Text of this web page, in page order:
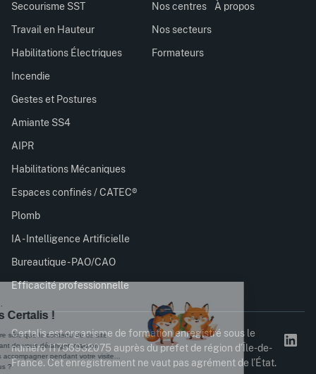
Secourisme SST
Travail en Hauteur
Habilitations Électriques
Incendie
Gestes et Postures
Amiante SS4
AIPR
Habilitations Mécaniques
Espaces confinés / CATEC®
Plomb
IA - Intelligence Artificielle
Bureautique - PAO/CAO
Efficacité professionnelle
Nos centres
Nos secteurs
Formateurs
À propos
Certalis est organisme de formation enregistré sous le
numéro 11756932075 auprès du préfet de région d’Île-de-
France. Cet enregistrement ne vaut pas agrément de l’État.